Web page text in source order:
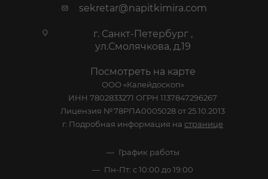
sekretar@napitkimira.com
г. Санкт-Петербург ,
ул.Смолячкова, д.19
Посмотреть на карте
ООО «Калейдоскоп»
ИНН 7802833271 ОГРН 1137847296267
Лицензия №78РПА0005028 от 25.10.2013
г. Подробная информация на странице
График работы
Пн-Пт: с 10:00 до 19:00